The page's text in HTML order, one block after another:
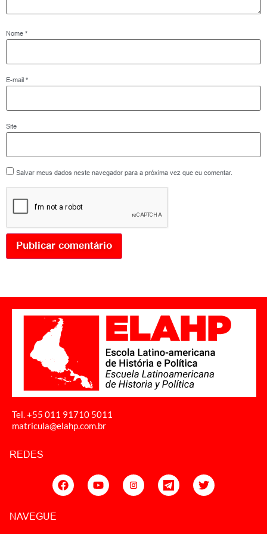
Nome *
E-mail *
Site
Salvar meus dados neste navegador para a próxima vez que eu comentar.
Tel. +55 011 91710 5011
matricula@elahp.com.br
REDES
NAVEGUE